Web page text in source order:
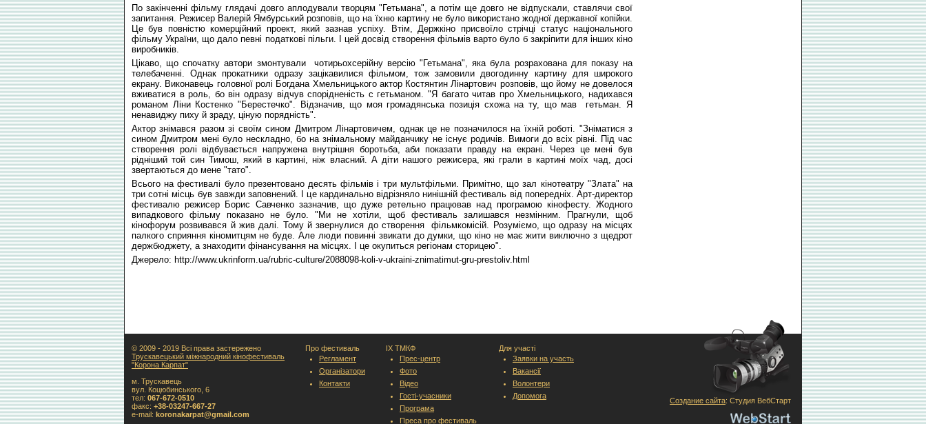
По закінченні фільму глядачі довго аплодували творцям "Гетьмана", а потім ще довго не відпускали, ставлячи свої
запитання. Режисер Валерій Ямбурський розповів, що на їхню картину не було використано жодної державної копійки.
Це був повністю комерційний проект, який зазнав успіху. Втім, Держкіно присвоїло стрічці статус національного
фільму України, що дало певні податкові пільги. І цей досвід створення фільмів варто було б закріпити для інших кіно
виробників.
Цікаво, що спочатку автори змонтували чотирьохсерійну версію "Гетьмана", яка була розрахована для показу на
телебаченні. Однак прокатники одразу зацікавилися фільмом, тож замовили двогодинну картину для широкого
екрану. Виконавець головної ролі Богдана Хмельницького актор Костянтин Лінартович розповів, що йому не довелося
вживатися в роль, бо він одразу відчув спорідненість с гетьманом. "Я багато читав про Хмельницького, надихався
романом Ліни Костенко "Берестечко". Відзначив, що моя громадянська позиція схожа на ту, що мав гетьман. Я
ненавиджу пиху й зраду, ціную порядність".
Актор знімався разом зі своїм сином Дмитром Лінартовичем, однак це не позначилося на їхній роботі. "Зніматися з
сином Дмитром мені було нескладно, бо на знімальному майданчику не існує родичів. Вимоги до всіх рівні. Під час
створення ролі відбувається напружена внутрішня боротьба, аби показати правду на екрані. Через це мені був
рідніший той син Тимош, який в картині, ніж власний. А діти нашого режисера, які грали в картині моїх чад, досі
звертаються до мене "тато".
Всього на фестивалі було презентовано десять фільмів і три мультфільми. Примітно, що зал кінотеатру "Злата" на
три сотні місць був завжди заповнений. І це кардинально відрізняло нинішній фестиваль від попередніх. Арт-директор
фестивалю режисер Борис Савченко зазначив, що дуже ретельно працював над програмою кінофесту. Жодного
випадкового фільму показано не було. "Ми не хотіли, щоб фестиваль залишався незмінним. Прагнули, щоб
кінофорум розвивався й жив далі. Тому й звернулися до створення фільмкомісій. Розуміємо, що одразу на місцях
палкого сприяння кіномитцям не буде. Але люди повинні звикати до думки, що кіно не має жити виключно з щедрот
держбюджету, а знаходити фінансування на місцях. І це окупиться регіонам сторицею".
Джерело: http://www.ukrinform.ua/rubric-culture/2088098-koli-v-ukraini-znimatimut-gru-prestoliv.html
© 2009 - 2019 Всі права застережено
Трускавецький міжнародний кінофестиваль
"Корона Карпат"
м. Трускавець
вул. Коцюбинського, 6
тел: 067-672-0510
факс: +38-03247-667-27
e-mail: koronakarpat@gmail.com
Про фестиваль
Регламент
Організатори
Контакти
IX ТМКФ
Прес-центр
Фото
Відео
Гості-учасники
Програма
Преса про фестиваль
Для участі
Заявки на участь
Вакансії
Волонтери
Допомога
Создание сайта: Студия ВебСтарт